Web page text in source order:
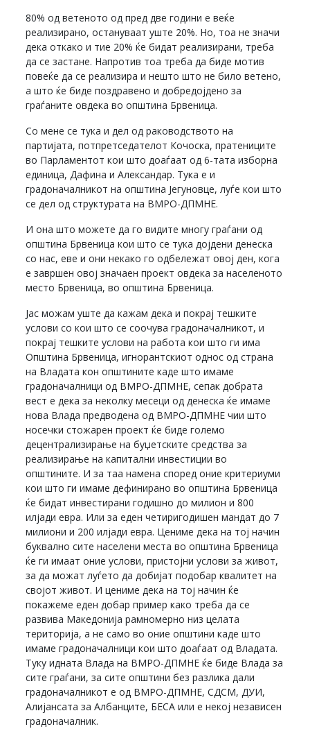
80% од ветеното од пред две години е веќе
реализирано, остануваат уште 20%. Но, тоа не значи
дека откако и тие 20% ќе бидат реализирани, треба
да се застане. Напротив тоа треба да биде мотив
повеќе да се реализира и нешто што не било ветено,
а што ќе биде поздравено и добредојдено за
граѓаните овдека во општина Брвеница.
Со мене се тука и дел од раководството на
партијата, потпретседателот Кочоска, пратениците
во Парламентот кои што доаѓаат од 6-тата изборна
единица, Дафина и Александар. Тука е и
градоначалникот на општина Јегуновце, луѓе кои што
се дел од структурата на ВМРО-ДПМНЕ.
И она што можете да го видите многу граѓани од
општина Брвеница кои што се тука дојдени денеска
со нас, еве и они некако го одбележат овој ден, кога
е завршен овој значаен проект овдека за населеното
место Брвеница, во општина Брвеница.
Јас можам уште да кажам дека и покрај тешките
услови со кои што се соочува градоначалникот, и
покрај тешките услови на работа кои што ги има
Општина Брвеница, игнорантскиот однос од страна
на Владата кон општините каде што имаме
градоначалници од ВМРО-ДПМНЕ, сепак добрата
вест е дека за неколку месеци од денеска ќе имаме
нова Влада предводена од ВМРО-ДПМНЕ чии што
носечки стожарен проект ќе биде големо
децентрализирање на буџетските средства за
реализирање на капитални инвестиции во
општините. И за таа намена според оние критериуми
кои што ги имаме дефинирано во општина Брвеница
ќе бидат инвестирани годишно до милион и 800
илјади евра. Или за еден четиригодишен мандат до 7
милиони и 200 илјади евра. Цениме дека на тој начин
буквално сите населени места во општина Брвеница
ќе ги имаат оние услови, пристојни услови за живот,
за да можат луѓето да добијат подобар квалитет на
својот живот. И цениме дека на тој начин ќе
покажеме еден добар пример како треба да се
развива Македонија рамномерно низ целата
територија, а не само во оние општини каде што
имаме градоначалници кои што доаѓаат од Владата.
Туку идната Влада на ВМРО-ДПМНЕ ќе биде Влада за
сите граѓани, за сите општини без разлика дали
градоначалникот е од ВМРО-ДПМНЕ, СДСМ, ДУИ,
Алијансата за Албанците, БЕСА или е некој независен
градоначалник.